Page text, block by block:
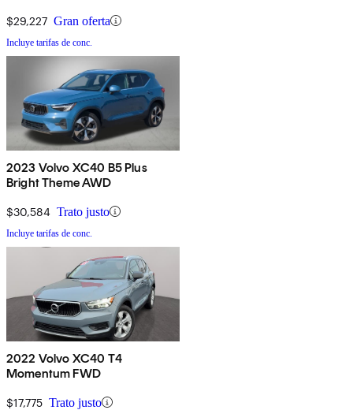
$29,227 Gran oferta
Incluye tarifas de conc.
2023 Volvo XC40 B5 Plus
Bright Theme AWD
$30,584 Trato justo
Incluye tarifas de conc.
2022 Volvo XC40 T4
Momentum FWD
$17,775 Trato justo